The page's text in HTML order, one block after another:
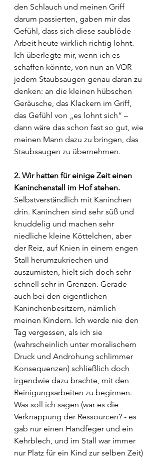
den Schlauch und meinen Griff
darum passierten, gaben mir das
Gefühl, dass sich diese saublöde
Arbeit heute wirklich richtig lohnt.
Ich überlegte mir, wenn ich es
schaffen könnte, von nun an VOR
jedem Staubsaugen genau daran zu
denken: an die kleinen hübschen
Geräusche, das Klackern im Griff,
das Gefühl von „es lohnt sich“ –
dann wäre das schon fast so gut, wie
meinen Mann dazu zu bringen, das
Staubsaugen zu übernehmen.
2. Wir hatten für einige Zeit einen
Kaninchenstall im Hof stehen.
Selbstverständlich mit Kaninchen
drin. Kaninchen sind sehr süß und
knuddelig und machen sehr
niedliche kleine Köttelchen, aber
der Reiz, auf Knien in einem engen
Stall herumzukriechen und
auszumisten, hielt sich doch sehr
schnell sehr in Grenzen. Gerade
auch bei den eigentlichen
Kaninchenbesitzern, nämlich
meinen Kindern. Ich werde nie den
Tag vergessen, als ich sie
(wahrscheinlich unter moralischem
Druck und Androhung schlimmer
Konsequenzen) schließlich doch
irgendwie dazu brachte, mit den
Reinigungsarbeiten zu beginnen.
Was soll ich sagen (war es die
Verknappung der Ressourcen? - es
gab nur einen Handfeger und ein
Kehrblech, und im Stall war immer
nur Platz für ein Kind zur selben Zeit)